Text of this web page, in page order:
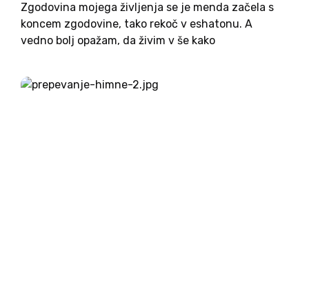
Zgodovina mojega življenja se je menda začela s
koncem zgodovine, tako rekoč v eshatonu. A
vedno bolj opažam, da živim v še kako
čas konsenza o bistvenih vprašanjih. Nisem
zgodovinar in...